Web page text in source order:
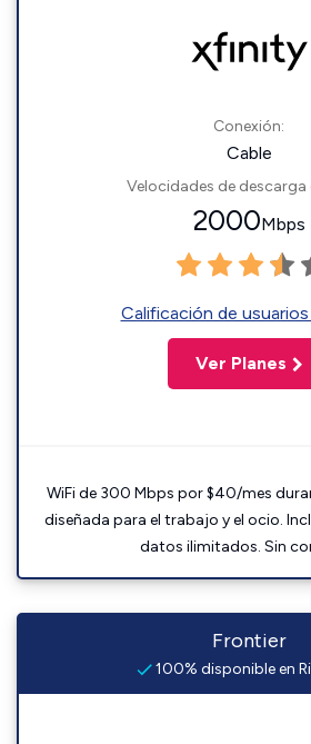
Conexión:
Cable
Velocidades de descarga
2000Mbps
Calificación de
Ver Planes
WiFi de 300 Mbps por $40/mes
diseñada para el trabajo y el ocio.
datos ilimitados. Sin
Frontier
100% disponible en